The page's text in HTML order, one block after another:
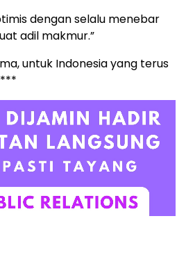
dengan selalu menebar
adil makmur.”
untuk Indonesia yang terus